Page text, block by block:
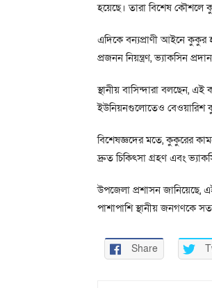
হয়েছে। তারা বিশেষ কৌশলে
এদিকে বন্যপ্রাণী আইনে কুকুর
প্রজনন নিয়ন্ত্রণ, ভ্যাকসিন
স্থানীয় বাসিন্দারা বলছেন,
ইউনিয়নগুলোতেও বেওয়ারিশ
বিশেষজ্ঞদের মতে, কুকুরের
দ্রুত চিকিৎসা গ্রহণ এবং
উপজেলা প্রশাসন
পাশাপাশি স্থানীয় জনগণকে
Share